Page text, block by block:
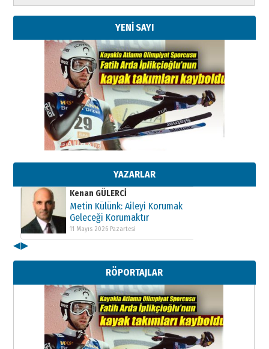
YENİ SAYI
YAZARLAR
Kenan GÜLERCİ
Metin Külünk: Aileyi Korumak
11 Mayıs 2026 Pazartesi
Kenan GÜLERCİ
Metin Külünk: Aileyi Korumak
Geleceği Korumaktır
11 Mayıs 2026 Pazartesi
Metin Külünk: Aileyi Korumak
Geleceği Korumaktır
11 Mayıs 2026 Pazartesi
◀▶
RÖPORTAJLAR